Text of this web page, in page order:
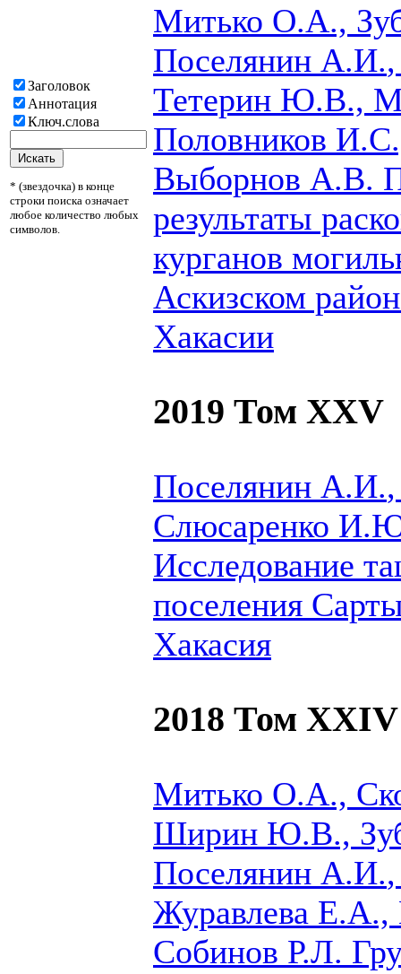
Заголовок
Аннотация
Ключ.слова
* (звездочка) в конце
строки поиска означает
любое количество любых
символов.
Митько О.А.,
Поселянин А.И.
Тетерин Ю.В.,
Половников
Выборнов А.В.
результаты
курганов
Аскизском
Хакасии
2019 Том XXV
Поселянин А.И.
Слюсаренко
Исследование
поселения
Хакасия
2018 Том XXIV
Митько О.А.,
Ширин Ю.В.,
Поселянин А.И.
Журавлева Е.А.,
Собинов Р.Л.